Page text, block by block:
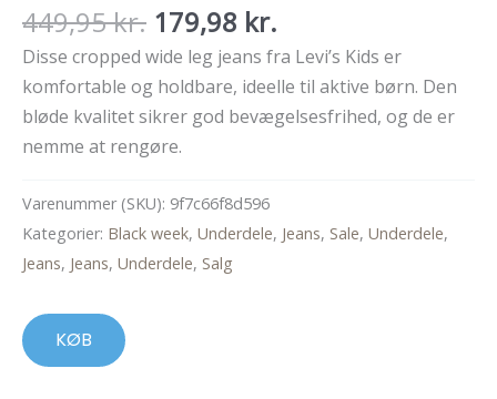
449,95kr. Den
oprindelige
pris
var:
449,95 kr..
179,98 kr.
aktuelle
pris
er:
179,98 kr..
Disse cropped wide leg jeans fra Levi’s Kids er
komfortable og holdbare, ideelle til aktive børn. Den
bløde kvalitet sikrer god bevægelsesfrihed, og de er
nemme at rengøre.
Varenummer (SKU): 9f7c66f8d596
Kategorier: Black week, Underdele, Jeans, Sale, Underdele,
Jeans, Jeans, Underdele, Salg
KØB